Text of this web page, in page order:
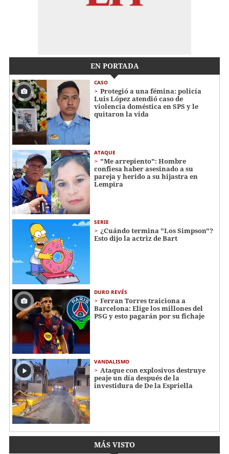
EN PORTADA
CASO
Protegió a una fémina: policía
Luis López atendió caso de
violencia doméstica en SPS y le
quitaron la vida
ATAQUE
"Me arrepiento": Hombre
confiesa haber asesinado a su
pareja y herido a su hijastra en
Lempira
SERIE
¿Cuándo termina "Los Simpson"?
Esto dijo la actriz de Bart
DURO REVÉS
Ferran Torres traiciona a
Barcelona: Elige los millones del
PSG y esto pagarán por su fichaje
VANDALISMO
Ataque con explosivos destruye
peaje un día después de la
investidura de De la Espriella
MÁS VISTO